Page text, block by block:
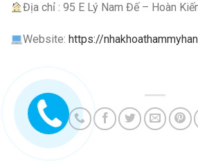
Địa chỉ : 95 E Lý Nam Đế – Hoàn
Website:https://